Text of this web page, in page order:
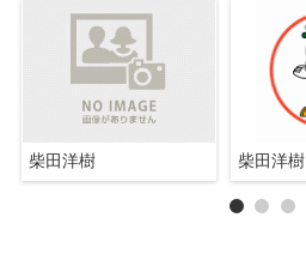
柴田洋樹 柴田洋樹